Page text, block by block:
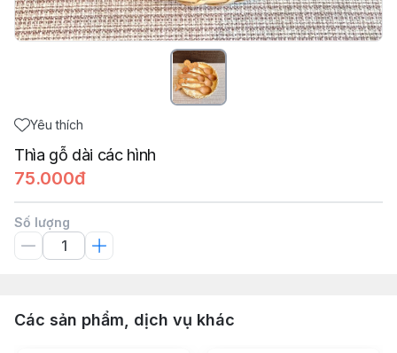
Yêu thích
Thìa gỗ dài các hình
75.000đ
Số lượng
Các sản phẩm, dịch vụ khác